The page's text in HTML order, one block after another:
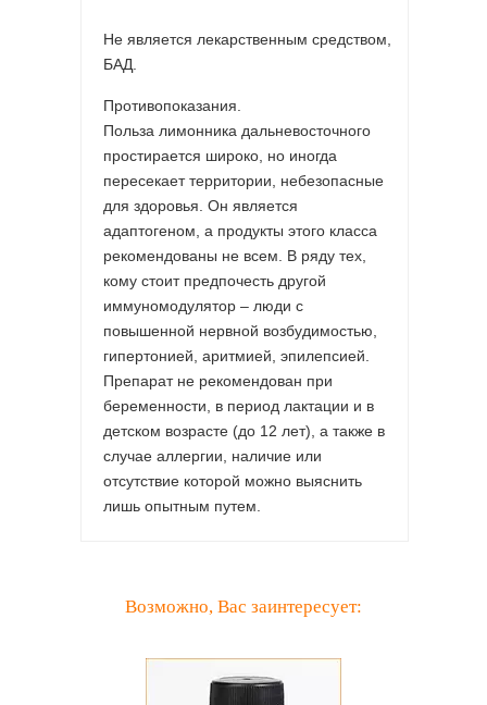
Не является лекарственным средством,
БАД.
Противопоказания.
Польза лимонника дальневосточного
простирается широко, но иногда
пересекает территории, небезопасные
для здоровья. Он является
адаптогеном, а продукты этого класса
рекомендованы не всем. В ряду тех,
кому стоит предпочесть другой
иммуномодулятор – люди с
повышенной нервной возбудимостью,
гипертонией, аритмией, эпилепсией.
Препарат не рекомендован при
беременности, в период лактации и в
детском возрасте (до 12 лет), а также в
случае аллергии, наличие или
отсутствие которой можно выяснить
лишь опытным путем.
Возможно, Вас заинтересует: